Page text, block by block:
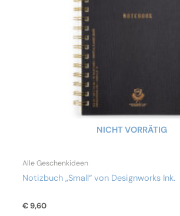
NICHT VORRÄTIG
Alle Geschenkideen
Notizbuch „Small“ von Designworks Ink.
€9,60